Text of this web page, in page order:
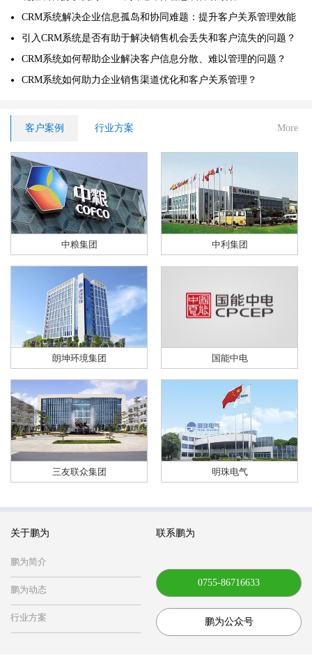
CRM系统解决企业信息孤岛和协同难题：提升客户关系管理效能
引入CRM系统是否有助于解决销售机会丢失和客户流失的问题？
CRM系统如何帮助企业解决客户信息分散、难以管理的问题？
CRM系统如何助力企业销售渠道优化和客户关系管理？
客户案例 行业方案 More
中粮集团 中利集团
朗坤环境集团 国能中电
三友联众集团 明珠电气
关于鹏为
鹏为简介
鹏为动态
行业方案
联系鹏为
0755-86716633
鹏为公众号